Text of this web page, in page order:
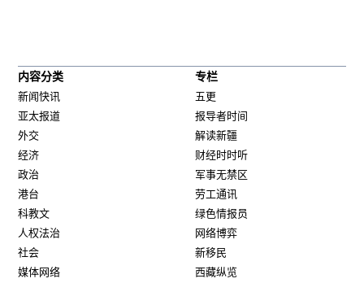
内容分类
新闻快讯
亚太报道
外交
经济
政治
港台
科教文
人权法治
社会
媒体网络
专栏
五更
报导者时间
解读新疆
财经时时听
军事无禁区
劳工通讯
绿色情报员
网络博弈
新移民
西藏纵览